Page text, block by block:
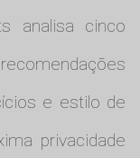
analisa cinco
e estilo de
privacidade